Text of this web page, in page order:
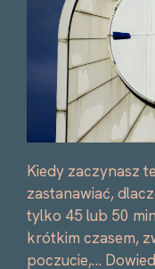
Kiedy zaczynasz
zastanawiać,
tylko 45 lub 50
krótkim czasem,
poczucie,…